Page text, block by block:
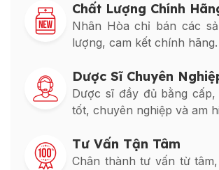
Chất Lượng Chính
Nhân Hòa chỉ bán các
lượng, cam kết chính hãng.
Dược Sĩ Chuyên
Dược sĩ đầy đủ bằng
tốt, chuyên nghiệp và am
Tư Vấn Tận Tâm
Chân thành tư vấn từ